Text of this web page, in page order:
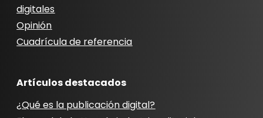
digitales
Opinión
Cuadrícula de referencia
Artículos destacados
¿Qué es la publicación digital?